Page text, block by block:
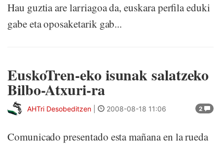
Hau guztia are larriagoa da, euskara perfila eduki
gabe eta oposaketarik gab...
EuskoTren-eko isunak salatzeko
Bilbo-Atxuri-ra
2
AHTri Desobeditzen 2008-08-18 11:06
Comunicado presentado esta mañana en la rueda